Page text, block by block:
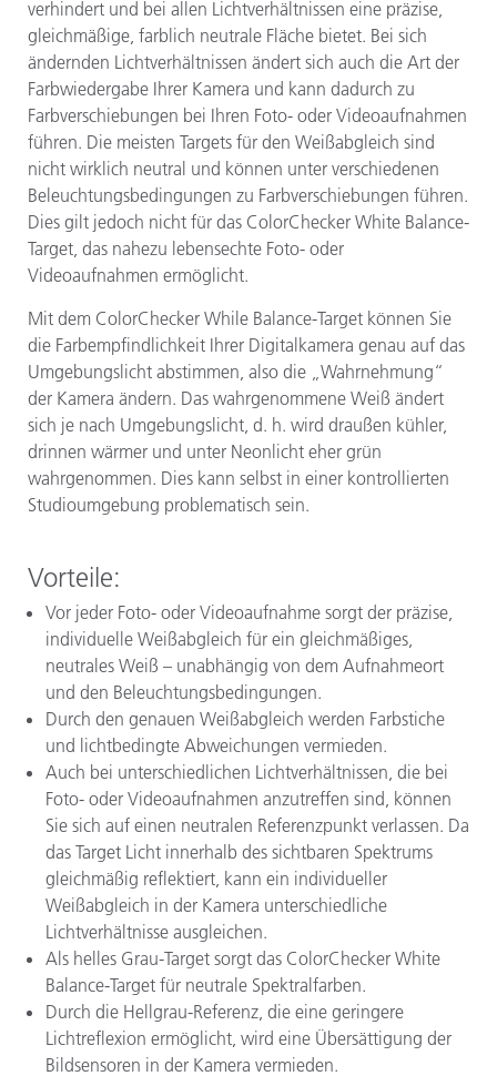
verhindert und bei allen Lichtverhältnissen eine präzise,
gleichmäßige, farblich neutrale Fläche bietet. Bei sich
ändernden Lichtverhältnissen ändert sich auch die Art der
Farbwiedergabe Ihrer Kamera und kann dadurch zu
Farbverschiebungen bei Ihren Foto- oder Videoaufnahmen
führen. Die meisten Targets für den Weißabgleich sind
nicht wirklich neutral und können unter verschiedenen
Beleuchtungsbedingungen zu Farbverschiebungen führen.
Dies gilt jedoch nicht für das ColorChecker White Balance-
Target, das nahezu lebensechte Foto- oder
Videoaufnahmen ermöglicht.
Mit dem ColorChecker While Balance-Target können Sie
die Farbempfindlichkeit Ihrer Digitalkamera genau auf das
Umgebungslicht abstimmen, also die „Wahrnehmung“
der Kamera ändern. Das wahrgenommene Weiß ändert
sich je nach Umgebungslicht, d. h. wird draußen kühler,
drinnen wärmer und unter Neonlicht eher grün
wahrgenommen. Dies kann selbst in einer kontrollierten
Studioumgebung problematisch sein.
Vorteile:
Vor jeder Foto- oder Videoaufnahme sorgt der präzise,
individuelle Weißabgleich für ein gleichmäßiges,
neutrales Weiß – unabhängig von dem Aufnahmeort
und den Beleuchtungsbedingungen.
Durch den genauen Weißabgleich werden Farbstiche
und lichtbedingte Abweichungen vermieden.
Auch bei unterschiedlichen Lichtverhältnissen, die bei
Foto- oder Videoaufnahmen anzutreffen sind, können
Sie sich auf einen neutralen Referenzpunkt verlassen. Da
das Target Licht innerhalb des sichtbaren Spektrums
gleichmäßig reflektiert, kann ein individueller
Weißabgleich in der Kamera unterschiedliche
Lichtverhältnisse ausgleichen.
Als helles Grau-Target sorgt das ColorChecker White
Balance-Target für neutrale Spektralfarben.
Durch die Hellgrau-Referenz, die eine geringere
Lichtreflexion ermöglicht, wird eine Übersättigung der
Bildsensoren in der Kamera vermieden.